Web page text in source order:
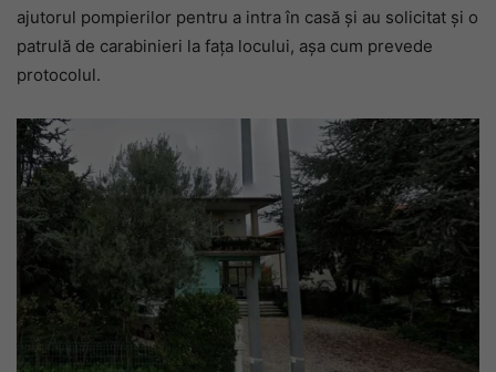
ajutorul pompierilor pentru a intra în casă și au solicitat și o
patrulă de carabinieri la fața locului, așa cum prevede
protocolul.